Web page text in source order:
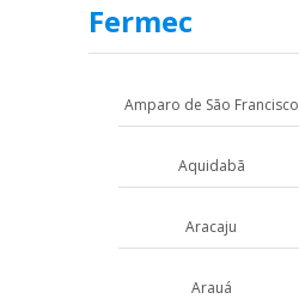
Fermec
Amparo de São Francisco
Aquidabã
Aracaju
Arauá